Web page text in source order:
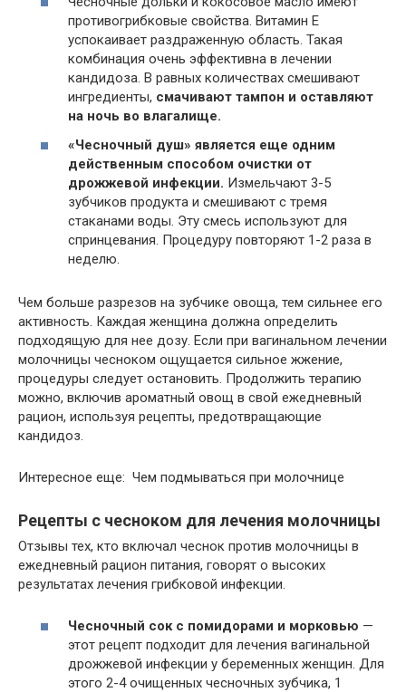
противогрибковые свойства. Витамин E
успокаивает раздраженную область. Такая
комбинация очень эффективна в лечении
кандидоза. В равных количествах смешивают
ингредиенты, смачивают тампон и оставляют
на ночь во влагалище.
«Чесночный душ» является еще одним
действенным способом очистки от
дрожжевой инфекции. Измельчают 3-5
зубчиков продукта и смешивают с тремя
стаканами воды. Эту смесь используют для
спринцевания. Процедуру повторяют 1-2 раза в
неделю.
Чем больше разрезов на зубчике овоща, тем сильнее его
активность. Каждая женщина должна определить
подходящую для нее дозу. Если при вагинальном лечении
молочницы чесноком ощущается сильное жжение,
процедуры следует остановить. Продолжить терапию
можно, включив ароматный овощ в свой ежедневный
рацион, используя рецепты, предотвращающие
кандидоз.
Интересное еще: Чем подмываться при молочнице
Рецепты с чесноком для лечения молочницы
Отзывы тех, кто включал чеснок против молочницы в
ежедневный рацион питания, говорят о высоких
результатах лечения грибковой инфекции.
Чесночный сок с помидорами и морковью —
этот рецепт подходит для лечения вагинальной
дрожжевой инфекции у беременных женщин. Для
этого 2-4 очищенных чесночных зубчика, 1